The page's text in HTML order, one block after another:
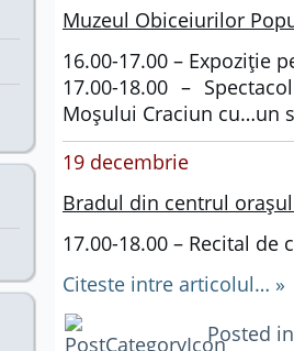
Muzeul Obiceiurilor
16.00-17.00 – Expoziţie
17.00-18.00 –
Moşului Craciun cu…un
19 decembrie
Bradul din centrul
17.00-18.00 – Recital de
Citeste intre articolul… »
Posted